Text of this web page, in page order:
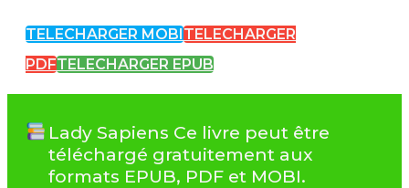
TELECHARGER MOBI TELECHARGER
PDFTELECHARGER EPUB
Lady Sapiens Ce livre peut être
téléchargé gratuitement aux
formats EPUB, PDF et MOBI.